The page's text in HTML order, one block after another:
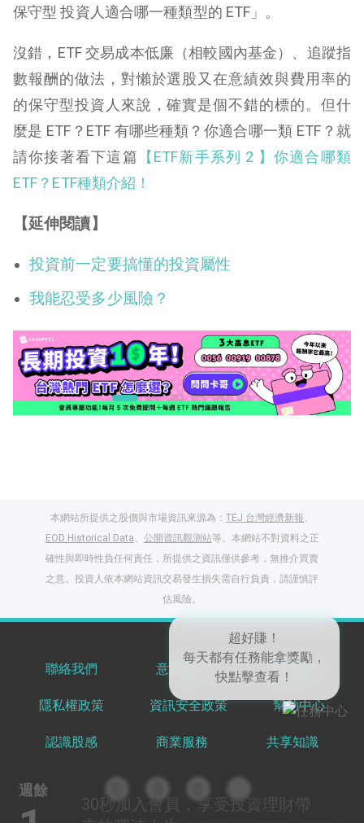
保守型 投資人適合哪一種類型的 ETF」。
沒錯，ETF 交易成本低廉（相較國內基金）、追蹤指
數報酬的做法，對懶於選股又在意績效與費用率的
的保守型投資人來說，確實是個不錯的標的。但什
麼是 ETF？ETF 有哪些種類？你適合哪一類 ETF？就
請你接著看下這篇 【ETF新手系列 2 】你適合哪類
ETF？ETF種類介紹！
【延伸閱讀】
投資前一定要搞懂的投資屬性
我能忍受多少風險？
週餘
30秒加入會員，享受投資理財帶
本網站所提供之股價與市場資訊來源為： TEJ 台灣經濟新報、
EOD Historical Data、 公開資訊觀測站等。本網站不對資料之正
確性與即時性負任何責任，所提供之資訊僅供參考，無推介買賣
之意。投資人依本網站資訊交易發生損失需自行負責，請謹慎評
估風險。
聯絡我們 意見反饋 服務條款
隱私權政策 資訊安全政策 幫助中心
認識股感 商業服務 共享知識
超好賺！
每天都有任務能拿獎勵，
快點擊查看！
登入股感會員，閱讀
任一文章
出國就缺這咖？股